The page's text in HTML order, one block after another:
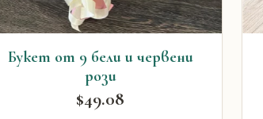
Букет от 9 бели и червени
рози
$49.08